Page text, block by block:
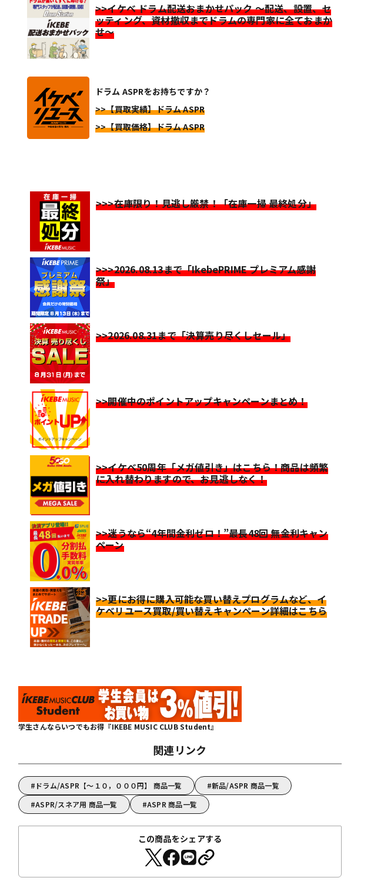
>>イケベ ドラム配送おまかせパック ～配送、設置、セ
ッティング、資材撤収までドラムの専門家に全ておまか
せ～
ドラム ASPRをお持ちですか？
>>【買取実績】ドラム ASPR
>>【買取価格】ドラム ASPR
>>>在庫限り！見逃し厳禁！「在庫一掃 最終処分」
>>>2026.08.13まで「IkebePRIME プレミアム感謝
祭」
>>2026.08.31まで「決算売り尽くしセール」
>>開催中のポイントアップキャンペーンまとめ！
>>イケベ50周年「メガ値引き」はこちら！商品は頻繁
に入れ替わりますので、お見逃しなく！
>>迷うなら“4年間金利ゼロ！”最長48回 無金利キャン
ペーン
>>更にお得に購入可能な買い替えプログラムなど、イ
ケベリユース買取/買い替えキャンペーン詳細はこちら
学生さんならいつでもお得『IKEBE MUSIC CLUB Student』
関連リンク
ドラム/ASPR【～１０，０００円】 商品一覧
新品/ASPR 商品一覧
ASPR/スネア用 商品一覧
ASPR 商品一覧
この商品をシェアする